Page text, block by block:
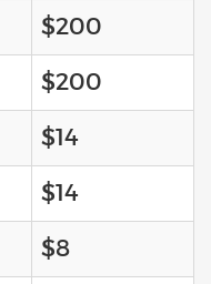
$200
$200
$14
$14
$8